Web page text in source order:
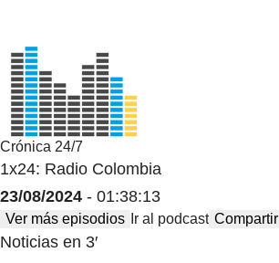
Crónica 24/7
1x24: Radio Colombia
23/08/2024 - 01:38:13
Ver más episodios Ir al podcast Compartir
Noticias en 3′